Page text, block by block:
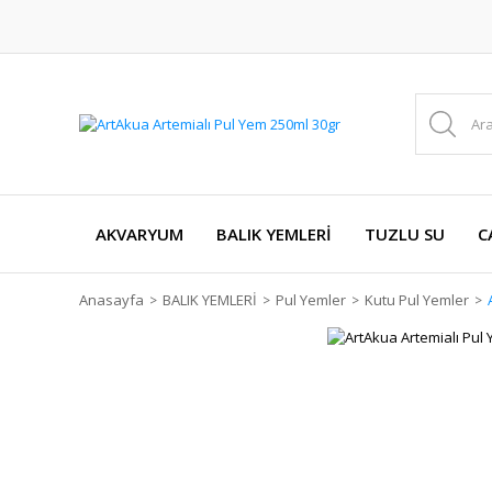
AKVARYUM BALIK YEMLERİ TUZLU SU
Anasayfa BALIK YEMLERİ Pul Yemler Kutu Pul Yemler